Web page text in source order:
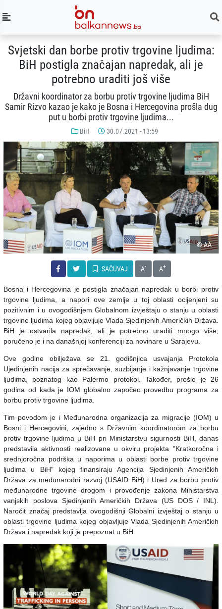
Svjetski dan borbe protiv trgovine ljudima:
BiH postigla značajan napredak, ali je
potrebno uraditi još više
Državni koordinator za borbu protiv trgovine ljudima BiH
Samir Rizvo kazao je kako je Bosna i Hercegovina prošla dug
put u borbi protiv trgovine ljudima...
BiH 30.07.2021 - 13:59
© AA
SAČUVAJ A- A+
Bosna i Hercegovina je postigla značajan napredak u borbi protiv
trgovine ljudima, a napori ove zemlje u toj oblasti ocijenjeni su
pozitivnim i u ovogodišnjem Globalnom izvještaju o stanju u oblasti
trgovine ljudima kojeg objavljuje Vlada Sjedinjenih Američkih Država.
BiH je ostvarila napredak, ali je potrebno uraditi mnogo više,
poručeno je i na današnjoj konferenciji za novinare u Sarajevu.
Ove godine obilježava se 21. godišnjica usvajanja Protokola
Ujedinjenih nacija za sprečavanje, suzbijanje i kažnjavanje trgovine
ljudima, poznatog kao Palermo protokol. Također, prošlo je 26
godina od kada je IOM globalno započeo provedbu programa za
borbu protiv trgovine ljudima.
Tim povodom je i Međunarodna organizacija za migracije (IOM) u
Bosni i Hercegovini, zajedno s Državnim koordinatorom za borbu
protiv trgovine ljudima u BiH pri Ministarstvu sigurnosti BiH, danas
predstavila aktivnosti realizovane u okviru projekta "Kratkoročna i
srednjoročna podrška u naporima u oblasti borbe protiv trgovine
ljudima u BiH" kojeg finansiraju Agencija Sjedinjenih Američkih
Država za međunarodni razvoj (USAID BiH) i Ured za borbu protiv
međunarodne trgovine drogom i provođenje zakona Ministarstva
vanjskih poslova Sjedinjenih Američkih Država (US DOS / INL).
Naročit značaj predstavlja ovogodišnji Globalni izvještaj o stanju u
oblasti trgovine ljudima kojeg objavljuje Vlada Sjedinjenih Američkih
Država i napredak koji je prepoznat u BiH.